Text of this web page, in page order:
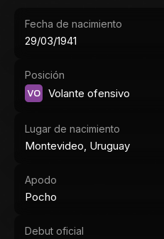
Fecha de nacimiento
29/03/1941
Posición
VO Volante ofensivo
Lugar de nacimiento
Montevideo, Uruguay
Apodo
Pocho
Debut oficial